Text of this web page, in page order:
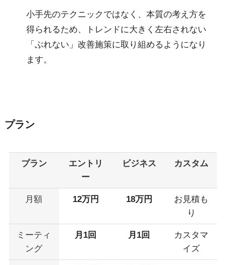
小手先のテクニックではなく、本質の考え方を
得られるため、トレンドに大きく左右されない
「ぶれない」改善施策に取り組めるようになり
ます。
プラン
プラン
エントリ
ー
ビジネス カスタム
月額 12万円 18万円
お見積も
り
ミーティ
ング
月1回 月1回
カスタマ
イズ